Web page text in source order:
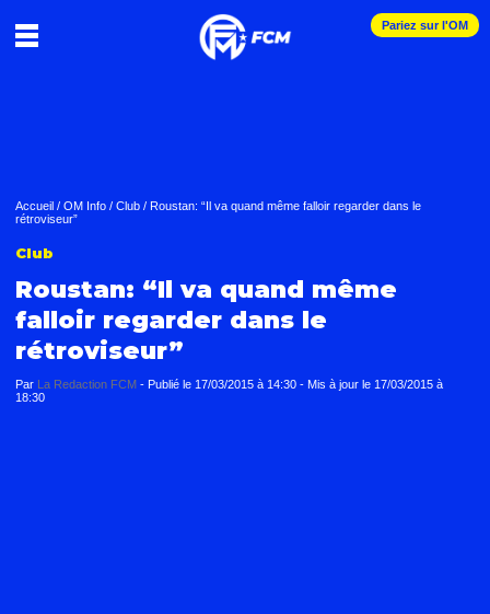
Pariez sur l'OM
Accueil / OM Info / Club / Roustan: “Il va quand même falloir regarder dans le
rétroviseur”
Club
Roustan: “Il va quand même
falloir regarder dans le
rétroviseur”
Par La Redaction FCM - Publié le 17/03/2015 à 14:30 - Mis à jour le 17/03/2015 à
18:30